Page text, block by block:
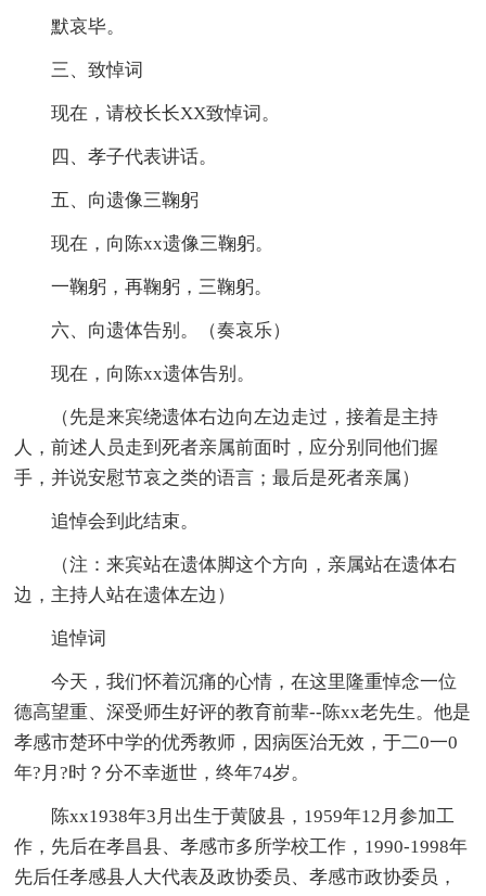
默哀毕。
三、致悼词
现在，请校长长XX致悼词。
四、孝子代表讲话。
五、向遗像三鞠躬
现在，向陈xx遗像三鞠躬。
一鞠躬，再鞠躬，三鞠躬。
六、向遗体告别。（奏哀乐）
现在，向陈xx遗体告别。
（先是来宾绕遗体右边向左边走过，接着是主持
人，前述人员走到死者亲属前面时，应分别同他们握
手，并说安慰节哀之类的语言；最后是死者亲属）
追悼会到此结束。
（注：来宾站在遗体脚这个方向，亲属站在遗体右
边，主持人站在遗体左边）
追悼词
今天，我们怀着沉痛的心情，在这里隆重悼念一位
德高望重、深受师生好评的教育前辈--陈xx老先生。他是
孝感市楚环中学的优秀教师，因病医治无效，于二0一0
年?月?时？分不幸逝世，终年74岁。
陈xx1938年3月出生于黄陂县，1959年12月参加工
作，先后在孝昌县、孝感市多所学校工作，1990-1998年
先后任孝感县人大代表及政协委员、孝感市政协委员，